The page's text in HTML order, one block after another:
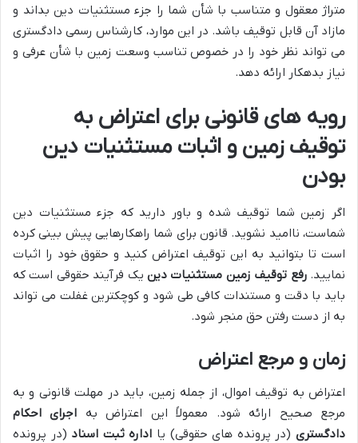
متراژ معقول و متناسب با شأن شما را جزء مستثنیات دین بداند و
مازاد آن قابل توقیف باشد. در این موارد، کارشناس رسمی دادگستری
می تواند نظر خود را در خصوص تناسب وسعت زمین با شأن عرفی و
نیاز بدهکار ارائه دهد.
رویه های قانونی برای اعتراض به
توقیف زمین و اثبات مستثنیات دین
بودن
اگر زمین شما توقیف شده و باور دارید که جزء مستثنیات دین
شماست، ناامید نشوید. قانون برای شما راهکارهایی پیش بینی کرده
است تا بتوانید به این توقیف اعتراض کنید و حقوق خود را اثبات
نمایید.رفع توقیف زمین مستثنیات دین یک فرآیند حقوقی است که
باید با دقت و مستندات کافی طی شود و کوچکترین غفلت می تواند
به از دست رفتن حق منجر شود.
زمان و مرجع اعتراض
اعتراض به توقیف اموال، از جمله زمین، باید در مهلت قانونی و به
مرجع صحیح ارائه شود. معمولاً این اعتراض به اجرای احکام
دادگستری(در پرونده های حقوقی) یا اداره ثبت اسناد (در پرونده